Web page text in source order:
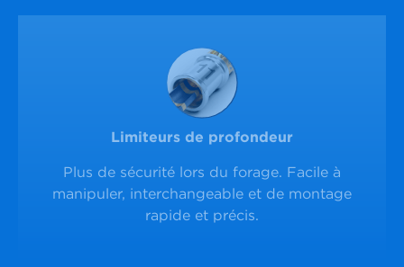
Limiteurs de profondeur
Plus de sécurité lors du forage. Facile à
manipuler, interchangeable et de montage
rapide et précis.